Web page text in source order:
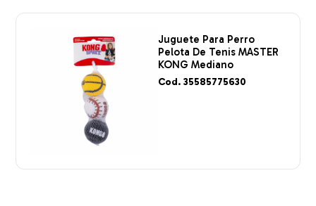
Juguete Para Perro
Pelota De Tenis MASTER
KONG Mediano
Cod. 35585775630